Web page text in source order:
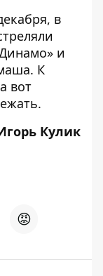
в
и
К
вот
Кулик
😡